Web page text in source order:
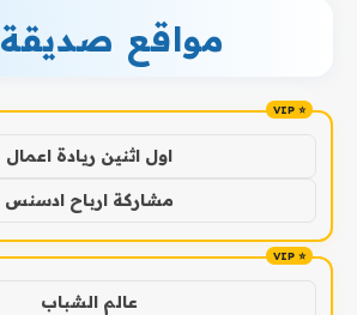
مواقع صديقة
اول اثنين ريادة اعمال
مشاركة ارباح ادسنس
عالم الشباب